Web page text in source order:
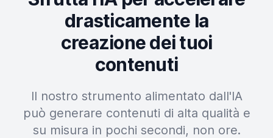
drasticamente la
creazione dei tuoi
contenuti
Il nostro strumento alimentato dall'IA
può generare contenuti di alta qualità e
su misura in pochi secondi, non ore.